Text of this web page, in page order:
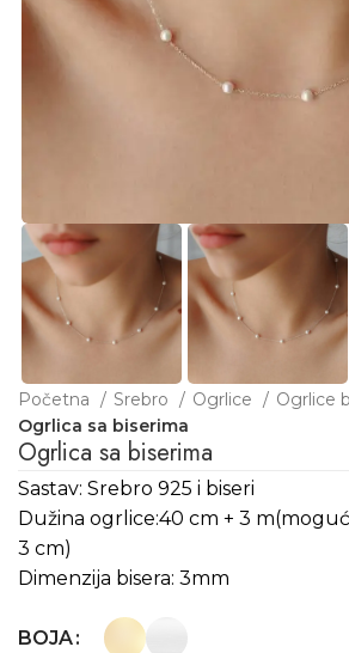
Početna Srebro Ogrlice
Ogrlice
Ogrlica sa biserima
Ogrlica sa biserima
Sastav: Srebro 925 i biseri
Dužina ogrlice:40 cm + 3
3 cm)
Dimenzija bisera: 3mm
BOJA